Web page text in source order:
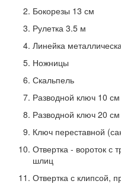
Бокорезы 13 см
Рулетка 3.5 м
Линейка
Ножницы
Скальпель
Разводной ключ 10 см
Разводной ключ 20 см
Ключ переставной
Отвертка - вороток с
шлиц
Отвертка с клипсой,